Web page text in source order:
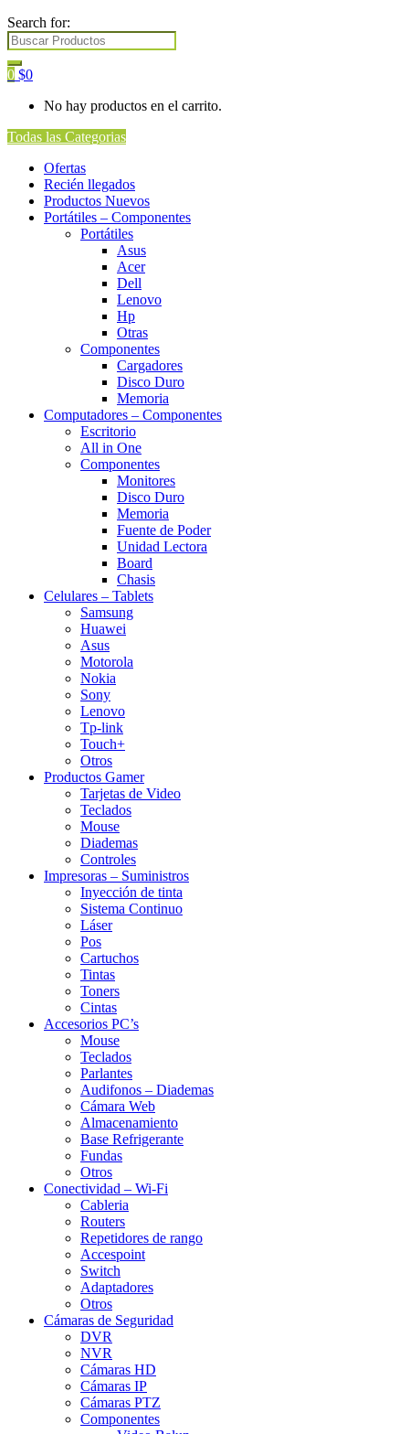
Search for:
0 $0
No hay productos en el carrito.
Todas las Categorias
Ofertas
Recién llegados
Productos Nuevos
Portátiles – Componentes
Portátiles
Asus
Acer
Dell
Lenovo
Hp
Otras
Componentes
Cargadores
Disco Duro
Memoria
Computadores – Componentes
Escritorio
All in One
Componentes
Monitores
Disco Duro
Memoria
Fuente de Poder
Unidad Lectora
Board
Chasis
Celulares – Tablets
Samsung
Huawei
Asus
Motorola
Nokia
Sony
Lenovo
Tp-link
Touch+
Otros
Productos Gamer
Tarjetas de Video
Teclados
Mouse
Diademas
Controles
Impresoras – Suministros
Inyección de tinta
Sistema Continuo
Láser
Pos
Cartuchos
Tintas
Toners
Cintas
Accesorios PC’s
Mouse
Teclados
Parlantes
Audifonos – Diademas
Cámara Web
Almacenamiento
Base Refrigerante
Fundas
Otros
Conectividad – Wi-Fi
Cableria
Routers
Repetidores de rango
Accespoint
Switch
Adaptadores
Otros
Cámaras de Seguridad
DVR
NVR
Cámaras HD
Cámaras IP
Cámaras PTZ
Componentes